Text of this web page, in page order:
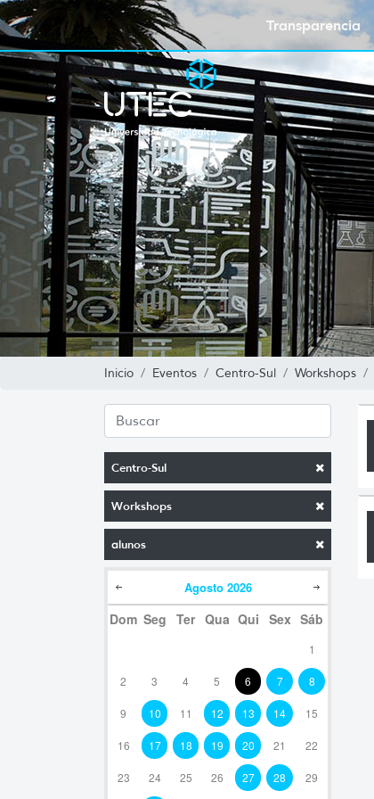
Transparencia
Inicio Eventos Centro-Sul Workshops
Centro-Sul
Workshops
alunos
Agosto 2026
Dom Seg Ter Qua Qui Sex Sáb
1
2 3 4 5 6 7 8
9 10 11 12 13 14 15
16 17 18 19 20 21 22
23 24 25 26 27 28 29